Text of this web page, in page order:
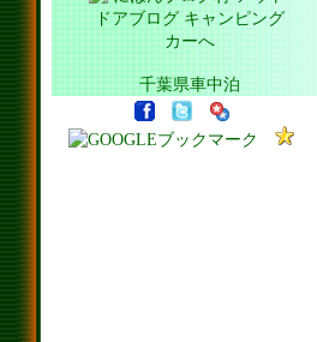
千葉県車中泊